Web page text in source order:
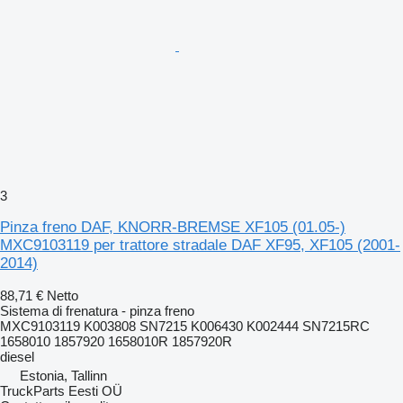
3
Pinza freno DAF, KNORR-BREMSE XF105 (01.05-)
MXC9103119 per trattore stradale DAF XF95, XF105 (2001-
2014)
88,71 € Netto
Sistema di frenatura - pinza freno
MXC9103119 K003808 SN7215 K006430 K002444 SN7215RC
1658010 1857920 1658010R 1857920R
diesel
Estonia, Tallinn
TruckParts Eesti OÜ